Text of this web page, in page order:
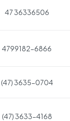
47 36336506
4799182-6866
(47) 3635-0704
(47) 3633-4168